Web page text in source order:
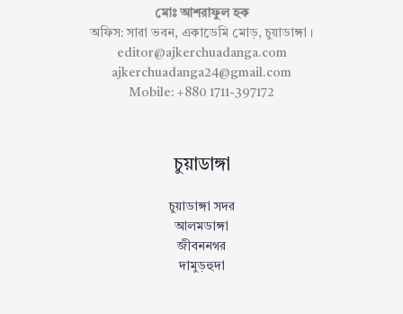
মোঃ আশরাফুল হক
অফিস: সারা ভবন, একাডেমি মোড়, চুয়াডাঙ্গা।
editor@ajkerchuadanga.com
ajkerchuadanga24@gmail.com
Mobile: +880 1711-397172
চুয়াডাঙ্গা
চুয়াডাঙ্গা সদর
আলমডাঙ্গা
জীবননগর
দামুড়হুদা